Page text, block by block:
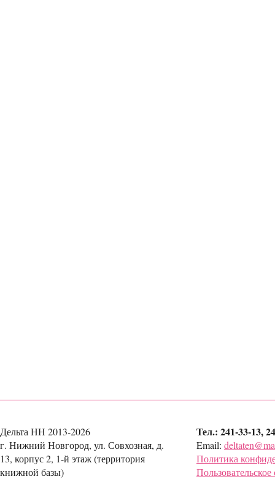
Дельта НН 2013-2026
г. Нижний Новгород, ул. Совхозная, д.
13, корпус 2, 1-й этаж (территория
книжной базы)
Тел.: 241-33-13,
Email:
Политика